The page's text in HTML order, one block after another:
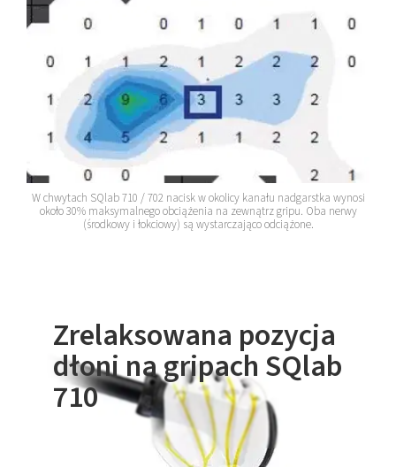
W chwytach SQlab 710 / 702 nacisk w okolicy kanału nadgarstka wynosi
około 30% maksymalnego obciążenia na zewnątrz gripu. Oba nerwy
(środkowy i łokciowy) są wystarczająco odciążone.
Zrelaksowana pozycja
dłoni na gripach SQlab
710